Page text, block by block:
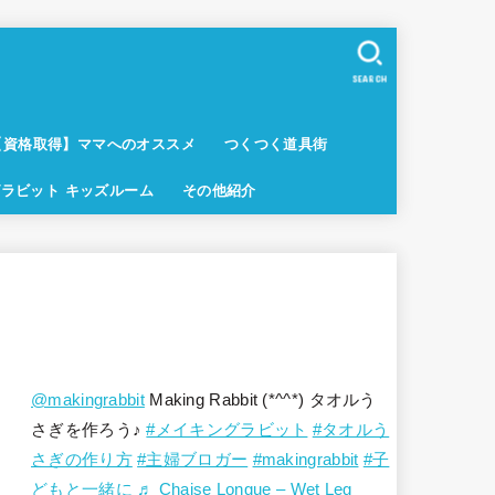
資格取得】ママへのオススメ つくつく道具街
ビット キッズルーム その他紹介
SEARCH
@makingrabbitMaking Rabbit (*^^*) タオルう
さぎを作ろう♪#メイキングラビット #タオルう
さぎの作り方 #主婦ブロガー #makingrabbit #子
どもと一緒に ♬ Chaise Longue – Wet Leg